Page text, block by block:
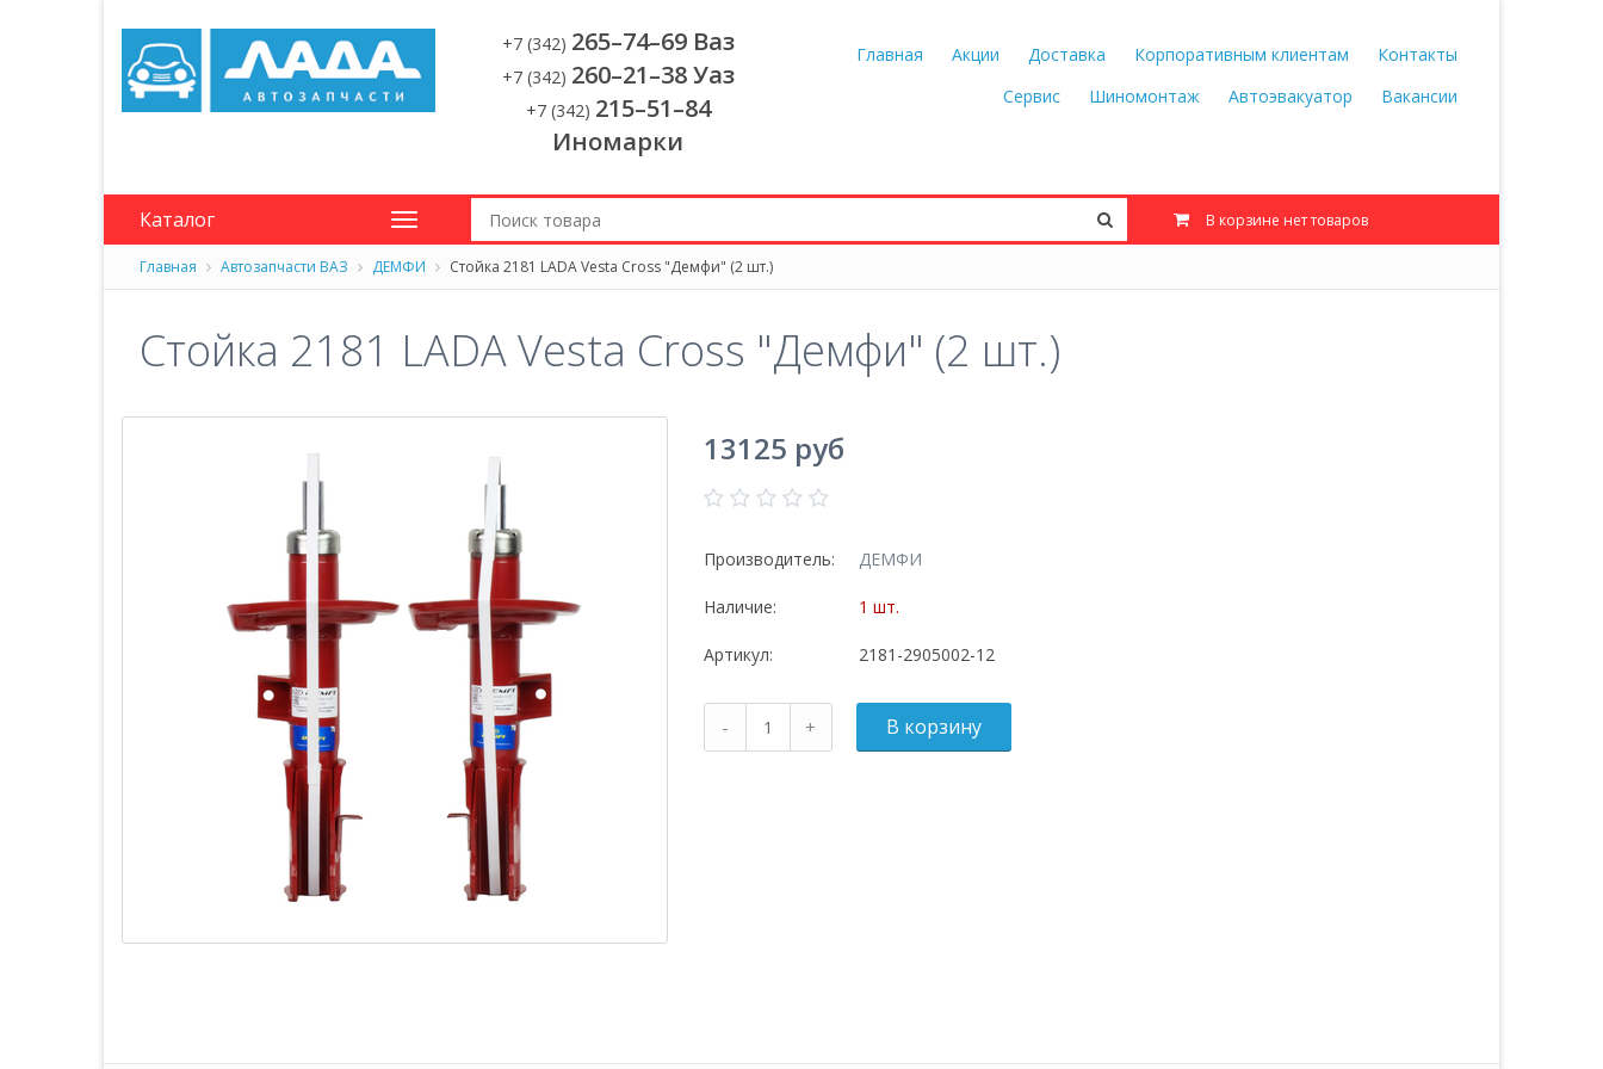
Главная Акции Доставка Корпоративным клиентам
Контакты
Сервис
Шиномонтаж Автоэвакуатор Вакансии
+7 (342) 265–74–69 Ваз
+7 (342) 260–21–38 Уаз
+7 (342) 215–51–84
Иномарки
Каталог В корзине нет товаров
Главная Автозапчасти ВАЗ ДЕМФИ Стойка 2181 LADA Vesta Cross "Демфи" (2 шт.)
Стойка 2181 LADA Vesta Cross "Демфи" (2 шт.)
13125 руб
Производитель: ДЕМФИ
Наличие: 1 шт.
Артикул: 2181-2905002-12